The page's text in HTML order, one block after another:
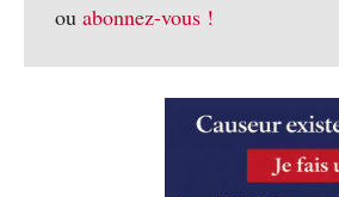
ou abonnez-vous !